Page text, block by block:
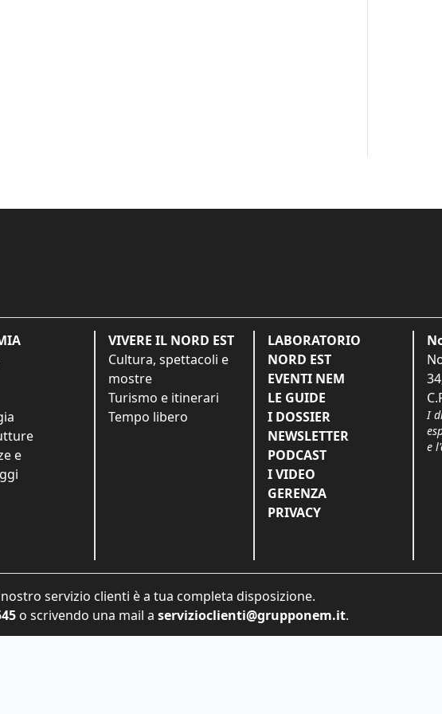
e
VIVERE IL NORD EST
Cultura, spettacoli e
mostre
Turismo e itinerari
Tempo libero
LABORATORIO
NORD EST
EVENTI NEM
LE GUIDE
I DOSSIER
NEWSLETTER
PODCAST
I VIDEO
GERENZA
PRIVACY
I
e
servizio clienti è a tua completa disposizione.
o scrivendo una mail a servizioclienti@grupponem.it.